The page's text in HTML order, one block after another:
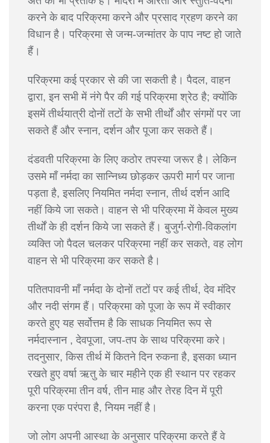
करने के बाद परिक्रमा करने और प्रसाद ग्रहण करने का
विधान है। परिक्रमा से जन्म-जन्मांतर के पाप नष्ट हो जाते
हैं।
परिक्रमा कई प्रकार से की जा सकती है। पैदल, वाहन
द्वारा, इन सभी में नंगे पैर की गई परिक्रमा श्रेठ है; क्योंकि
इसमें तीर्थयात्री दोनों तटों के सभी तीर्थों और संगमों पर जा
सकते हैं और स्नान, दर्शन और पूजा कर सकते हैं।
दंडवती परिक्रमा के लिए कठोर तपस्या जरूर है। लेकिन
उसमे माँ नर्मदा का सान्निध्य छोड़कर ऊपरी मार्ग पर जाना
पड़ता है, इसलिए नियमित नर्मदा स्नान, तीर्थ दर्शन आदि
नहीं किये जा सकते। वाहन से भी परिक्रमा में केवल मुख्य
तीर्थों के ही दर्शन किये जा सकते हैं। बुजुर्ग-रोगी-विकलांग
व्यक्ति जो पैदल चलकर परिक्रमा नहीं कर सकते, वह लोग
वाहन से भी परिक्रमा कर सकते है।
पतितपावनी माँ नर्मदा के दोनों तटों पर कई तीर्थ, देव मंदिर
और नदी संगम हैं। परिक्रमा को पूजा के रूप में स्वीकार
करते हुए यह सर्वोत्तम है कि साधक नियमित रूप से
नर्मदास्नान , देवपूजा, जप-तप के साथ परिक्रमा करे।
तदनुसार, किस तीर्थ में कितने दिन रुकना है, इसका ध्यान
रखते हुए वर्षा ऋतु के चार महीने एक ही स्थान पर रहकर
पूरी परिक्रमा तीन वर्ष, तीन माह और तेरह दिन में पूरी
करना एक परंपरा है, नियम नहीं है।
जो लोग अपनी आस्था के अनुसार परिक्रमा करते हैं वे